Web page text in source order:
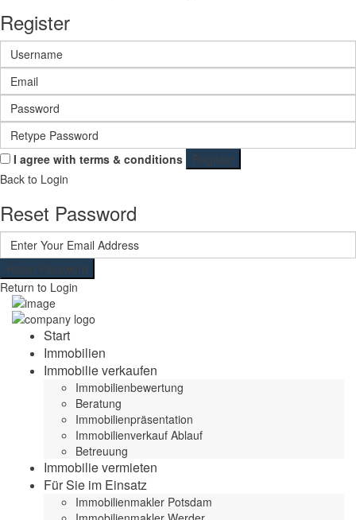
Register
I agree with terms & conditions
Register
Back to Login
Reset Password
Reset Password
Return to Login
Start
Immobilien
Immobilie verkaufen
Immobilienbewertung
Beratung
Immobilienpräsentation
Immobilienverkauf Ablauf
Betreuung
Immobilie vermieten
Für Sie im Einsatz
Immobilienmakler Potsdam